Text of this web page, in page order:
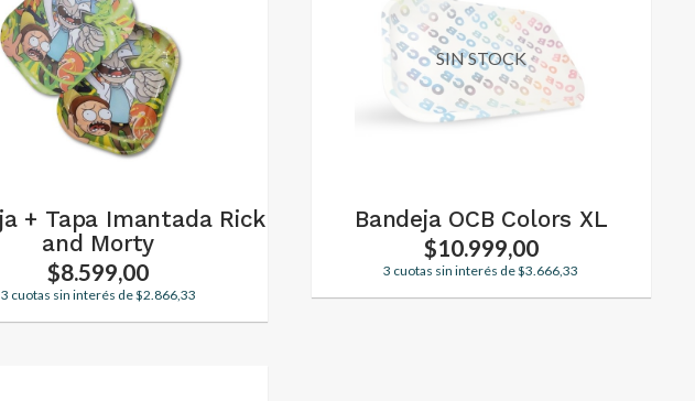
+ Tapa Imantada Rick
and Morty
$8.599,00
3 cuotas sin interés de $2.866,33
SIN STOCK
Bandeja OCB Colors XL
$10.999,00
3 cuotas sin interés de $3.666,33